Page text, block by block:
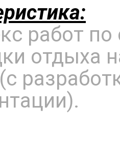
работ по
отдыха